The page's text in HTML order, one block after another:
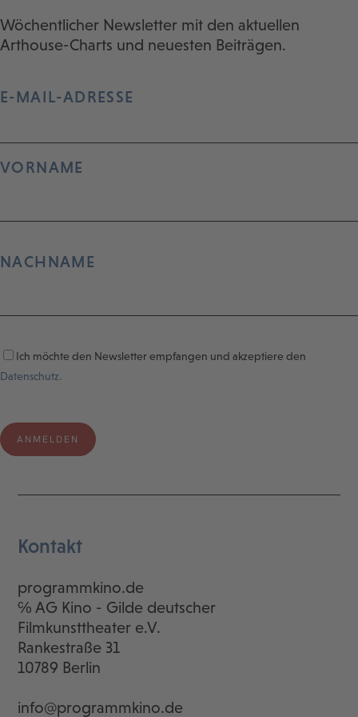
Wöchentlicher Newsletter mit den aktuellen
Arthouse-Charts und neuesten Beiträgen.
E-MAIL-ADRESSE
VORNAME
NACHNAME
Ich möchte den Newsletter empfangen und akzeptiere den
Datenschutz.
Kontakt
programmkino.de
℅ AG Kino - Gilde deutscher
Filmkunsttheater e.V.
Rankestraße 31
10789 Berlin
info@programmkino.de